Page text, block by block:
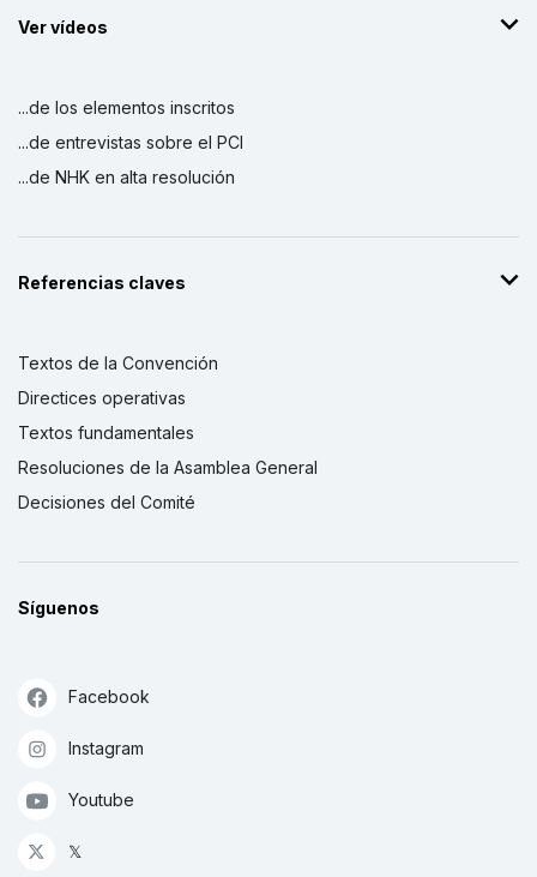
Ver vídeos
...de los elementos inscritos
...de entrevistas sobre el PCI
...de NHK en alta resolución
Referencias claves
Textos de la Convención
Directices operativas
Textos fundamentales
Resoluciones de la Asamblea General
Decisiones del Comité
Síguenos
Facebook
Instagram
Youtube
𝕏